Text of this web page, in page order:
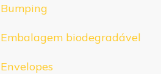
Bumping
Embalagem biodegradável
Envelopes